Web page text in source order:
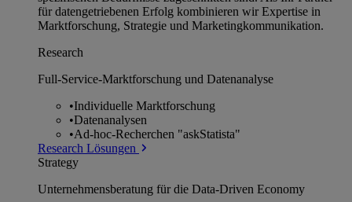
für datengetriebenen Erfolg kombinieren wir Expertise in
Marktforschung, Strategie und Marketingkommunikation.
Research
Full-Service-Marktforschung und Datenanalyse
•Individuelle Marktforschung
•Datenanalysen
•Ad-hoc-Recherchen "askStatista"
Research Lösungen
Strategy
Unternehmens­beratung für die Data-Driven Economy